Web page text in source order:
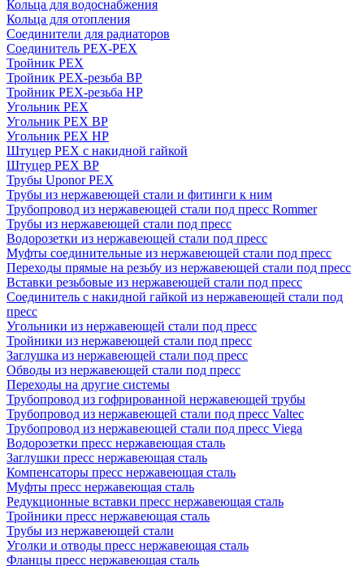
Кольца для водоснабжения
Кольца для отопления
Соединители для радиаторов
Соединитель PEX-PEX
Тройник PEX
Тройник PEX-резьба ВР
Тройник PEX-резьба НР
Угольник PEX
Угольник PEX ВР
Угольник PEX НР
Штуцер PEX c накидной гайкой
Штуцер PEX ВР
Трубы Uponor PEX
Трубы из нержавеющей стали и фитинги к ним
Трубопровод из нержавеющей стали под пресс Rommer
Трубы из нержавеющей стали под пресс
Водорозетки из нержавеющей стали под пресс
Муфты соединительные из нержавеющей стали под пресс
Переходы прямые на резьбу из нержавеющей стали под пресс
Вставки резьбовые из нержавеющей стали под пресс
Соединитель с накидной гайкой из нержавеющей стали под
пресс
Угольники из нержавеющей стали под пресс
Тройники из нержавеющей стали под пресс
Заглушка из нержавеющей стали под пресс
Обводы из нержавеющей стали под пресс
Переходы на другие системы
Трубопровод из гофрированной нержавеющей трубы
Трубопровод из нержавеющей стали под пресс Valtec
Трубопровод из нержавеющей стали под пресс Viega
Водорозетки пресс нержавеющая сталь
Заглушки пресс нержавеющая сталь
Компенсаторы пресс нержавеющая сталь
Муфты пресс нержавеющая сталь
Редукционные вставки пресс нержавеющая сталь
Тройники пресс нержавеющая сталь
Трубы из нержавеющей стали
Уголки и отводы пресс нержавеющая сталь
Фланцы пресс нержавеющая сталь